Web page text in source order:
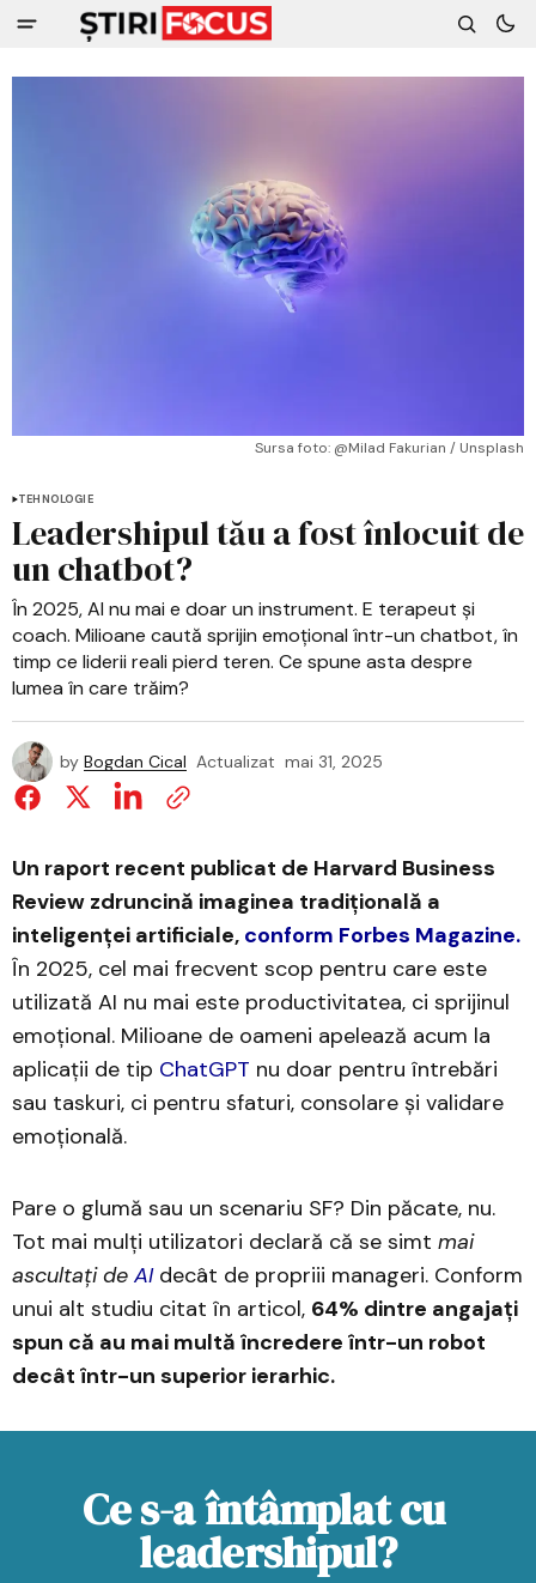
Sursa foto: @Milad Fakurian / Unsplash
TEHNOLOGIE
Leadershipul tău a fost înlocuit de
un chatbot?
În 2025, AI nu mai e doar un instrument. E terapeut și
coach. Milioane caută sprijin emoțional într-un chatbot, în
timp ce liderii reali pierd teren. Ce spune asta despre
lumea în care trăim?
by Bogdan Cical Actualizat mai 31, 2025
Un raport recent publicat de Harvard Business
Review zdruncină imaginea tradițională a
inteligenței artificiale, conform Forbes Magazine.
În 2025, cel mai frecvent scop pentru care este
utilizată AI nu mai este productivitatea, ci sprijinul
emoțional. Milioane de oameni apelează acum la
aplicații de tip ChatGPT nu doar pentru întrebări
sau taskuri, ci pentru sfaturi, consolare și validare
emoțională.
Pare o glumă sau un scenariu SF? Din păcate, nu.
Tot mai mulți utilizatori declară că se simt mai
ascultați de AIdecât de propriii manageri. Conform
unui alt studiu citat în articol, 64% dintre angajați
spun că au mai multă încredere într-un robot
decât într-un superior ierarhic.
Ce s-a întâmplat cu
leadershipul?